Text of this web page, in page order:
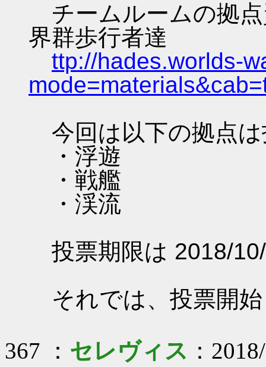
チームルームの拠
界群歩行者達
ttp://hades.worlds-
今回は以下の拠点
・浮遊
・戦艦
・渓流
投票期限は 2018/
それでは、投票開
367 ： セレヴィス ：